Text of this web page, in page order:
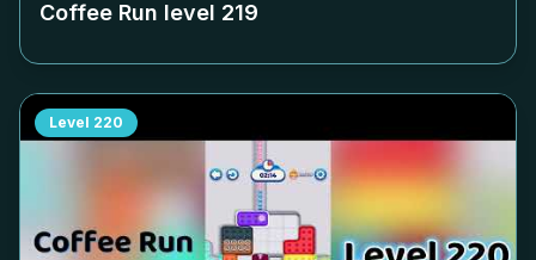
Coffee Run level 219
Level 220